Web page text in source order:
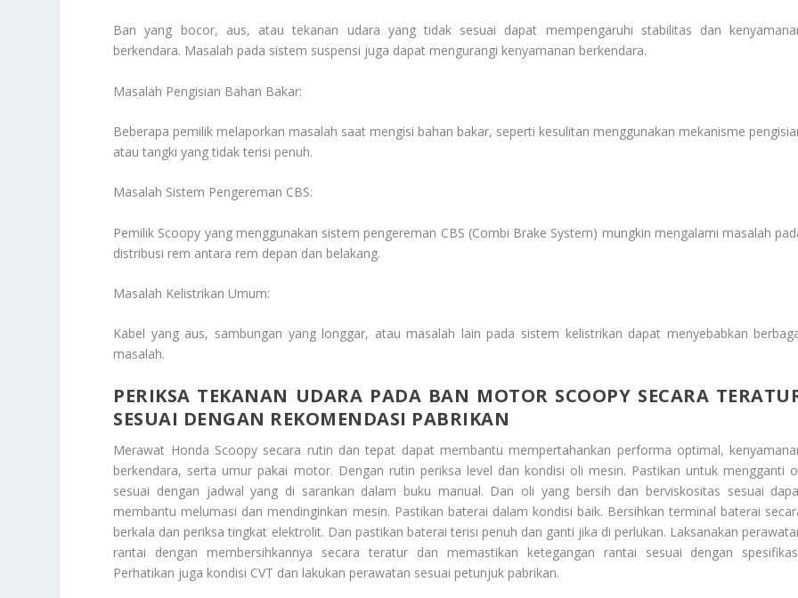
Ban yang bocor, aus, atau tekanan udara yang tidak sesuai dapat mempengaruhi stabilitas dan
berkendara. Masalah pada sistem suspensi juga dapat mengurangi kenyamanan berkendara.
Masalah Pengisian Bahan Bakar:
Beberapa pemilik melaporkan masalah saat mengisi bahan bakar, seperti kesulitan menggunakan mekanisme
atau tangki yang tidak terisi penuh.
Masalah Sistem Pengereman CBS:
Pemilik Scoopy yang menggunakan sistem pengereman CBS (Combi Brake System) mungkin mengalami masalah
distribusi rem antara rem depan dan belakang.
Masalah Kelistrikan Umum:
Kabel yang aus, sambungan yang longgar, atau masalah lain pada sistem kelistrikan dapat menyebabkan
masalah.
PERIKSA TEKANAN UDARA PADA BAN MOTOR SCOOPY SECARA
SESUAI DENGAN REKOMENDASI PABRIKAN
Merawat Honda Scoopy secara rutin dan tepat dapat membantu mempertahankan performa optimal,
berkendara, serta umur pakai motor. Dengan rutin periksa level dan kondisi oli mesin. Pastikan untuk mengganti
sesuai dengan jadwal yang di sarankan dalam buku manual. Dan oli yang bersih dan berviskositas sesuai
membantu melumasi dan mendinginkan mesin. Pastikan baterai dalam kondisi baik. Bersihkan terminal baterai
berkala dan periksa tingkat elektrolit. Dan pastikan baterai terisi penuh dan ganti jika di perlukan. Laksanakan
rantai dengan membersihkannya secara teratur dan memastikan ketegangan rantai sesuai dengan
Perhatikan juga kondisi CVT dan lakukan perawatan sesuai petunjuk pabrikan.